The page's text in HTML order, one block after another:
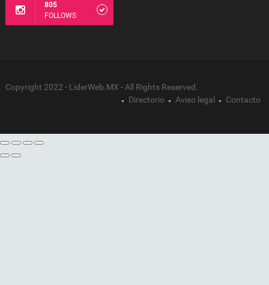
805
FOLLOWS
Copyright 2022 - LiderWeb.MX - All Rights Reserved.
Directorio
Aviso legal Contacto